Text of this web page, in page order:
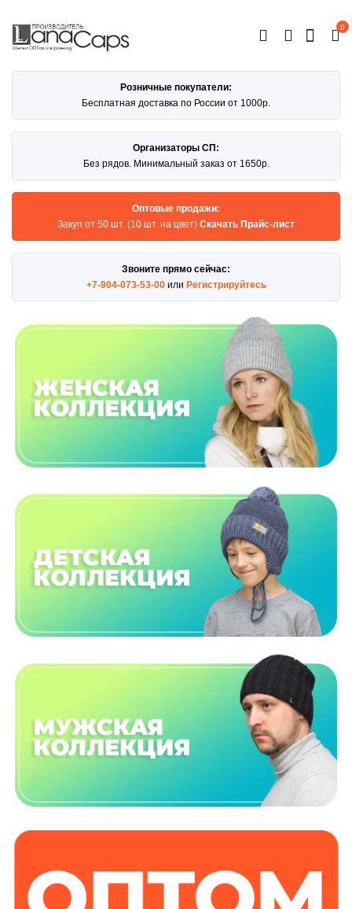
0
КАТАЛОГ
Розничные покупатели:
Бесплатная доставка по России от 1000р.
Организаторы СП:
Без рядов. Минимальный заказ от 1650р.
Оптовые продажи:
Закуп от 50 шт. (10 шт. на цвет) Скачать Прайс-лист
Звоните прямо сейчас:
+7-904-073-53-00или Регистрируйтесь